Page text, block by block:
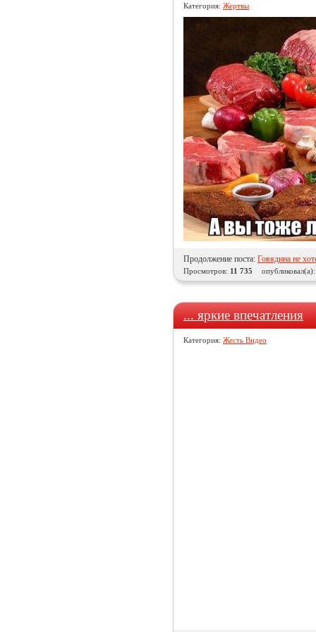
Категория: Жертвы
Продолжение поста: Говядина не
Просмотров: 11 735
... яркие впечатления
Категория: Жесть Видео